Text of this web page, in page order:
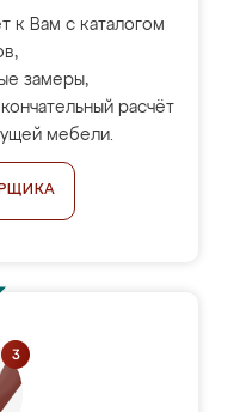
к Вам с каталогом
замеры,
расчёт
мебели.